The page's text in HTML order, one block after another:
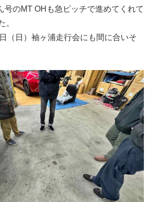
号のMT OHも急ピッチで進めてくれて
。
（日）袖ヶ浦走行会にも間に合いそ